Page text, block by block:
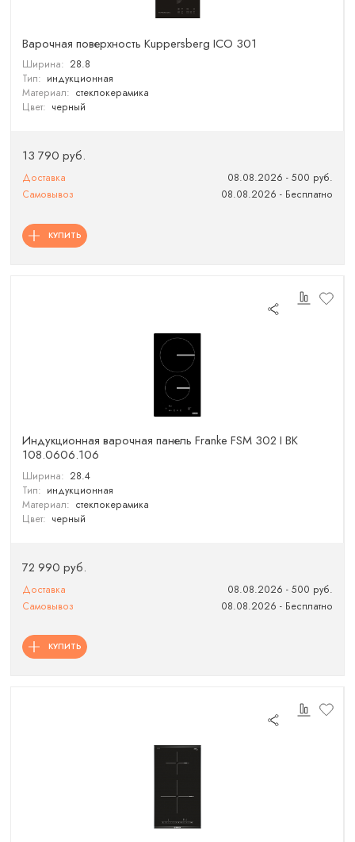
Варочная поверхность Kuppersberg ICO 301
Ширина: 28.8
Тип: индукционная
Материал: стеклокерамика
Цвет: черный
13 790 руб.
Доставка
08.08.2026 - 500 руб.
Самовывоз
08.08.2026 - Бесплатно
КУПИТЬ
Индукционная варочная панель Franke FSM 302 I BK
108.0606.106
Ширина: 28.4
Тип: индукционная
Материал: стеклокерамика
Цвет: черный
72 990 руб.
Доставка
08.08.2026 - 500 руб.
Самовывоз
08.08.2026 - Бесплатно
КУПИТЬ